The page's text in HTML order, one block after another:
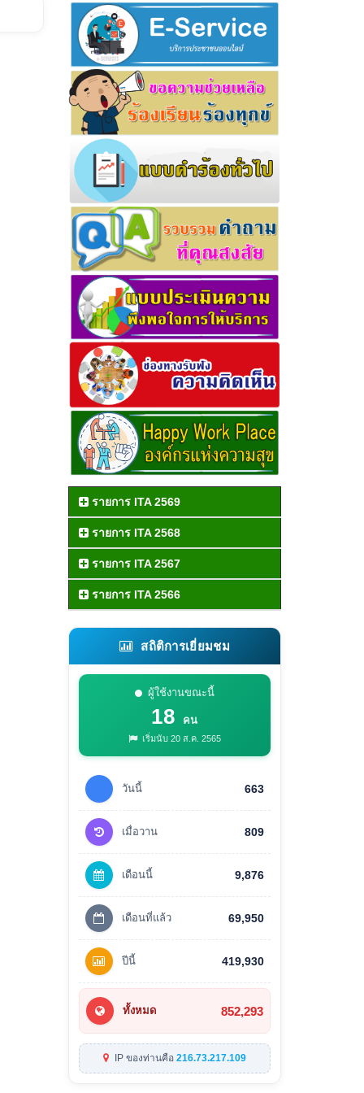
รายการ ITA 2569
รายการ ITA 2568
รายการ ITA 2567
รายการ ITA 2566
สถิติการเยี่ยมชม
ผู้ใช้งานขณะนี้
18 คน
เริ่มนับ 20 ส.ค. 2565
วันนี้ 663
เมื่อวาน 809
เดือนนี้ 9,876
เดือนที่แล้ว 69,950
ปีนี้ 419,930
ทั้งหมด 852,293
IP ของท่านคือ 216.73.217.109